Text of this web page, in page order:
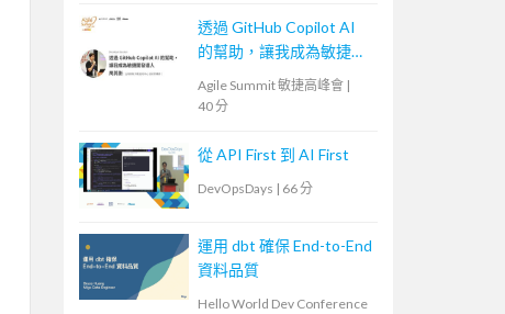
透過 GitHub Copilot AI
的幫助，讓我成為敏捷開
Agile Summit 敏捷高峰會 |
40 分
從 API First 到 AI First
DevOpsDays | 66 分
運用 dbt 確保 End-to-End
資料品質
Hello World Dev Conference